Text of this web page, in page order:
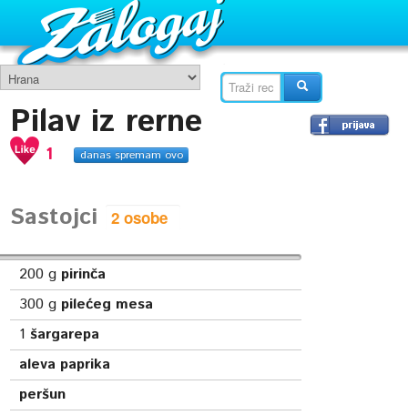
Pilav iz rerne
1 danas spremam ovo
Sastojci
200 g pirinča
300 g pilećeg mesa
1 šargarepa
aleva paprika
peršun